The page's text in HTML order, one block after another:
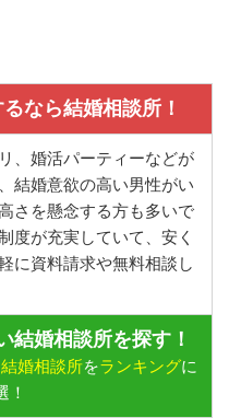
なら結婚相談所！
、婚活パーティーなどが
結婚意欲の高い男性がい
さを懸念する方も多いで
度が充実していて、安く
に資料請求や無料相談し
結婚相談所を探す！
結婚相談所をランキングに
！